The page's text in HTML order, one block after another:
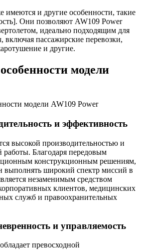
имеются и другие особенности, такие
Они позволяют AW109 Power
идеально подходящим для
включая пассажирские перевозки,
и другие.
модели
и эффективность
высокой производительностью и
работы. Благодаря передовым
конструкционным решениям,
выполнять широкий спектр миссий в
незаменимым средством
клиентов, медицинских
служб и правоохранительных
и управляемость
превосходной